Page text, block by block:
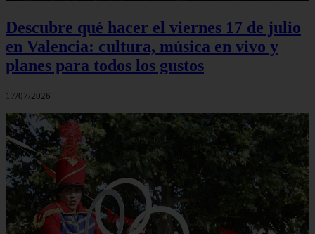
Descubre qué hacer el viernes 17 de julio
en Valencia: cultura, música en vivo y
planes para todos los gustos
17/07/2026